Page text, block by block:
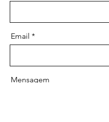
Email
Mensagem